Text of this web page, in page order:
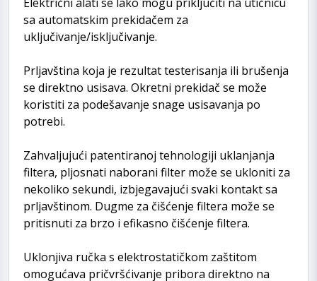
sa automatskim prekidačem za
uključivanje/isključivanje.
Prljavština koja je rezultat testerisanja ili brušenja
se direktno usisava. Okretni prekidač se može
koristiti za podešavanje snage usisavanja po
potrebi.
Zahvaljujući patentiranoj tehnologiji uklanjanja
filtera, pljosnati naborani filter može se ukloniti za
nekoliko sekundi, izbjegavajući svaki kontakt sa
prljavštinom. Dugme za čišćenje filtera može se
pritisnuti za brzo i efikasno čišćenje filtera.
Uklonjiva ručka s elektrostatičkom zaštitom
omogućava pričvršćivanje pribora direktno na